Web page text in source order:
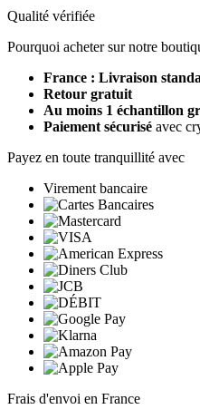
Qualité vérifiée
Pourquoi acheter sur notre
France : Livraison
Retour gratuit
Au moins 1 échantillon
Paiement sécurisé avec
Payez en toute tranquillité avec
Virement bancaire
Frais d'envoi en France